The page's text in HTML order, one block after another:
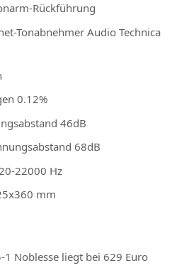
Rückführung
Tonabnehmer Audio Technica
0.12%
46dB
68dB
22000 Hz
mm
1 Noblesse liegt bei 629 Euro